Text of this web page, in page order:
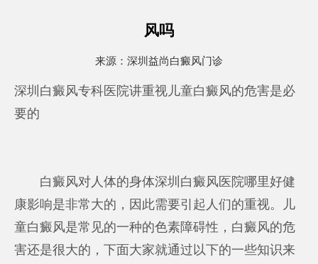
风吗
来源： 深圳益尚白癜风门诊
深圳白癜风专科医院讲重视儿童白癜风的危害是必
要的
白癜风对人体的身体深圳白癜风医院哪里好健
康影响是非常大的，因此需要引起人们的重视。儿
童白癜风是常见的一种的色素障碍性，白癜风的危
害还是很大的，下面大家就通过以下的一些知识来